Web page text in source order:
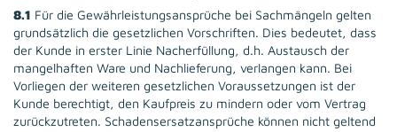
8.1 Für die Gewährleistungsansprüche bei Sachmängeln gelten
grundsätzlich die gesetzlichen Vorschriften. Dies bedeutet, dass
der Kunde in erster Linie Nacherfüllung, d.h. Austausch der
mangelhaften Ware und Nachlieferung, verlangen kann. Bei
Vorliegen der weiteren gesetzlichen Voraussetzungen ist der
Kunde berechtigt, den Kaufpreis zu mindern oder vom Vertrag
zurückzutreten. Schadensersatzansprüche können nicht geltend